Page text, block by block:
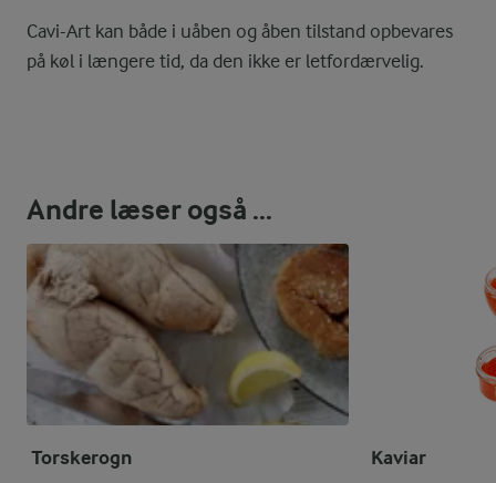
Cavi-Art kan både i uåben og åben tilstand opbevares
på køl i længere tid, da den ikke er letfordærvelig.
Andre læser også ...
Torskerogn Kaviar